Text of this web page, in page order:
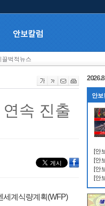
끌벅적뉴스
속 진출
세계식량계획(WFP)
안보
[안
[안
[안
[안